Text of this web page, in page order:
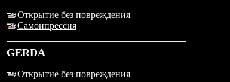
Открытие без повреждения
Самоипрессия
GERDA
Открытие без повреждения